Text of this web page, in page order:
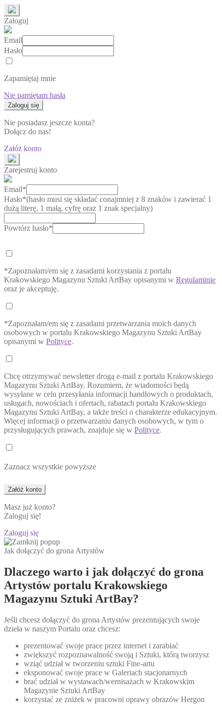
Zaloguj
Email
Hasło
Zapamiętaj mnie
Nie pamiętam hasła
Nie posiadasz jeszcze konta?
Dołącz do nas!
Załóż konto
Zarejestruj konto
Email*
Hasło*(hasło musi się składać conajmniej z 8 znaków i zawierać 1
dużą literę, 1 małą, cyfrę oraz 1 znak specjalny)
Powtórz hasło*
*Zapoznałam/em się z zasadami korzystania z portalu
Krakowskiego Magazynu Sztuki ArtBay opisanymi w Regulaminie
oraz je akceptuję.
*Zapoznałam/em się z zasadami przetwarzania moich danych
osobowych w portalu Krakowskiego Magazynu Sztuki ArtBay
opisanymi w Polityce.
Chcę otrzymywać newsletter drogą e-mail z portalu Krakowskiego
Magazynu Sztuki ArtBay. Rozumiem, że wiadomości będą
wysyłane w celu przesyłania informacji handlowych o produktach,
usługach, nowościach i ofertach, rabatach portalu Krakowskiego
Magazynu Sztuki ArtBay, a także treści o charakterze edukacyjnym.
Więcej informacji o przetwarzaniu danych osobowych, w tym o
przysługujących prawach, znajduje się w Polityce.
Zaznacz wszystkie powyższe
Masz już konto?
Zaloguj się!
Zaloguj się
Jak dołączyć do grona Artystów
Dlaczego warto i jak dołączyć do grona
Artystów portalu Krakowskiego
Magazynu Sztuki ArtBay?
Jeśli chcesz dołączyć do grona Artystów prezentujących swoje
dzieła w naszym Portalu oraz chcesz:
prezentować swoje prace przez internet i zarabiać
zwiększyć rozpoznawalność swoją i Sztuki, którą tworzysz
wziąć udział w tworzeniu sztuki Fine-artu
eksponować swoje prace w Galeriach stacjonarnych
brać udział w wystawach/wernisażach w Krakowskim
Magazynie Sztuki ArtBay
korzystać ze zniżek w pracowni oprawy obrazów Hergon